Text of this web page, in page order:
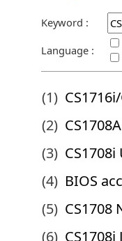
Keyword :
Language :